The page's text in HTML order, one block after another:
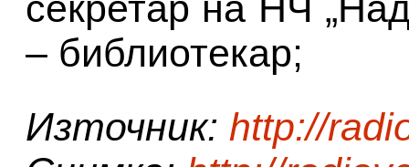
– библиотекар;
Източник: http://